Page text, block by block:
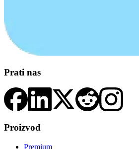
Prati nas
Proizvod
Premium